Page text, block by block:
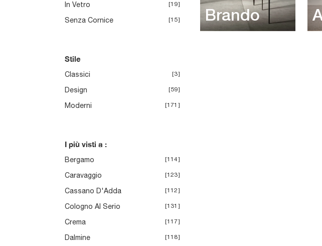
In Vetro 19
Senza Cornice 15
Stile
Classici 3
Design 59
Moderni 171
I più visti a :
Bergamo 114
Caravaggio 123
Cassano D'Adda 112
Cologno Al Serio 131
Crema 117
Dalmine 118
Brando